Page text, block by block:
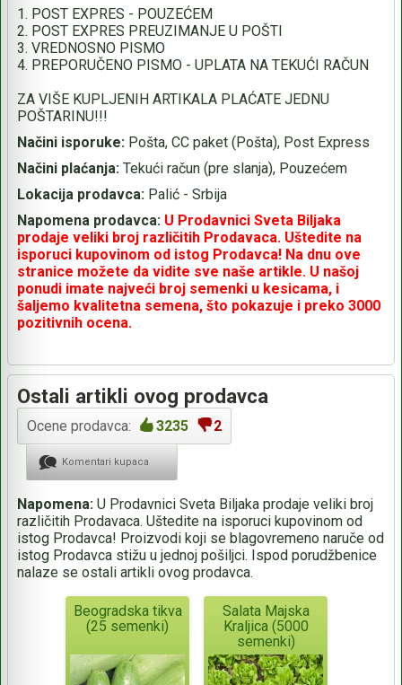
1. POST EXPRES - POUZEĆEM
2. POST EXPRES PREUZIMANJE U POŠTI
3. VREDNOSNO PISMO
4. PREPORUČENO PISMO - UPLATA NA TEKUĆI RAČUN
ZA VIŠE KUPLJENIH ARTIKALA PLAĆATE JEDNU
POŠTARINU!!!
Načini isporuke: Pošta, CC paket (Pošta), Post Express
Načini plaćanja: Tekući račun (pre slanja), Pouzećem
Lokacija prodavca: Palić - Srbija
Napomena prodavca: U Prodavnici Sveta Biljaka
prodaje veliki broj različitih Prodavaca. Uštedite na
isporuci kupovinom od istog Prodavca! Na dnu ove
stranice možete da vidite sve naše artikle. U našoj
ponudi imate najveći broj semenki u kesicama, i
šaljemo kvalitetna semena, što pokazuje i preko 3000
pozitivnih ocena.
Ostali artikli ovog prodavca
Ocene prodavca: 3235 2
Komentari kupaca
Napomena: U Prodavnici Sveta Biljaka prodaje veliki broj
različitih Prodavaca. Uštedite na isporuci kupovinom od
istog Prodavca! Proizvodi koji se blagovremeno naruče od
istog Prodavca stižu u jednoj pošiljci. Ispod porudžbenice
nalaze se ostali artikli ovog prodavca.
Beogradska tikva
(25 semenki)
Salata Majska
Kraljica (5000
semenki)